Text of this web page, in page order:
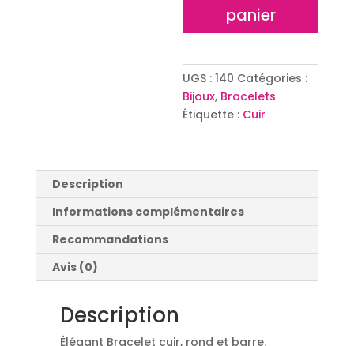
panier
UGS :140 Catégories :
Bijoux, Bracelets
Étiquette : Cuir
Description
Informations complémentaires
Recommandations
Avis (0)
Description
Élégant Bracelet cuir, rond et barre.